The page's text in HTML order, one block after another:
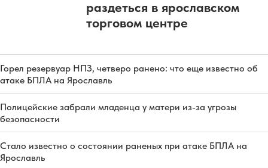
раздеться в ярославском
торговом центре
Горел резервуар НПЗ, четверо ранено: что еще известно об
атаке БПЛА на Ярославль
Полицейские забрали младенца у матери из-за угрозы
безопасности
Стало известно о состоянии раненых при атаке БПЛА на
Ярославль